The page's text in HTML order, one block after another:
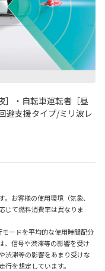
］・自転車運転者［昼
避支援タイプ/ミリ波レ
お客様の使用環境（気象、
じて燃料消費率は異なりま
ードを平均的な使用時間配分
、信号や渋滞等の影響を受け
渋滞等の影響をあまり受けな
を想定しています。